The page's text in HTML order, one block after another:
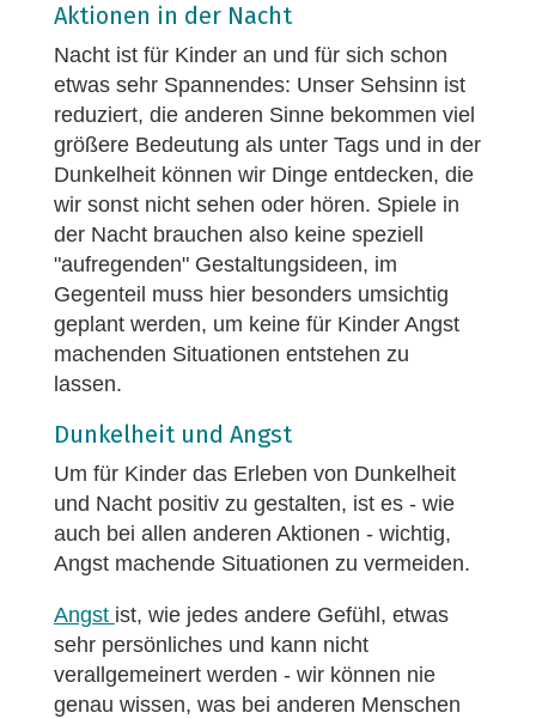
Aktionen in der Nacht
Nacht ist für Kinder an und für sich schon
etwas sehr Spannendes: Unser Sehsinn ist
reduziert, die anderen Sinne bekommen viel
größere Bedeutung als unter Tags und in der
Dunkelheit können wir Dinge entdecken, die
wir sonst nicht sehen oder hören. Spiele in
der Nacht brauchen also keine speziell
"aufregenden" Gestaltungsideen, im
Gegenteil muss hier besonders umsichtig
geplant werden, um keine für Kinder Angst
machenden Situationen entstehen zu
lassen.
Dunkelheit und Angst
Um für Kinder das Erleben von Dunkelheit
und Nacht positiv zu gestalten, ist es - wie
auch bei allen anderen Aktionen - wichtig,
Angst machende Situationen zu vermeiden.
Angst ist, wie jedes andere Gefühl, etwas
sehr persönliches und kann nicht
verallgemeinert werden - wir können nie
genau wissen, was bei anderen Menschen